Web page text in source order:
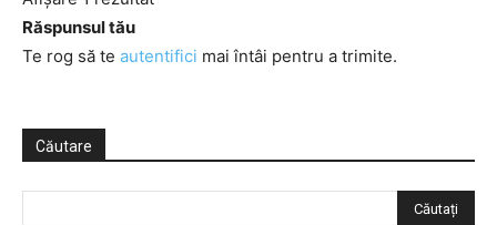
Răspunsul tău
Te rog să te autentifici mai întâi pentru a trimite.
Căutare